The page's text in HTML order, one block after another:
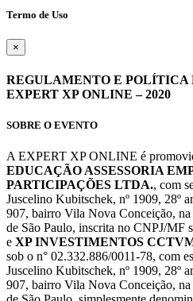
Termo de Uso
×
REGULAMENTO E POLÍTICA
EXPERT XP ONLINE – 2020
SOBRE O EVENTO
A EXPERT XP ONLINE é
EDUCAÇÃO ASSESSORIA
PARTICIPAÇÕES LTDA., com
Juscelino Kubitschek, nº 1909, 28º
907, bairro Vila Nova Conceição,
de São Paulo, inscrita no CNPJ/MF
e XP INVESTIMENTOS
sob o n° 02.332.886/0011-78, com
Juscelino Kubitschek, nº 1909, 28º
907, bairro Vila Nova Conceição,